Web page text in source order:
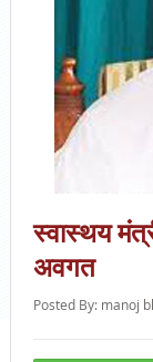
स्वास्थय
अवगत
Posted By: manoj